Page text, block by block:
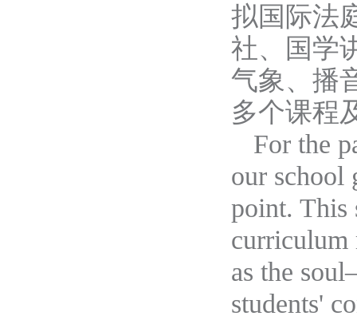
拟国际法
社、国学
气象、播
多个课程
For the
our school
point. This
curriculum
as the
students'